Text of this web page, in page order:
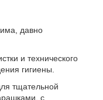
давно
и технического
гигиены.
тщательной
с